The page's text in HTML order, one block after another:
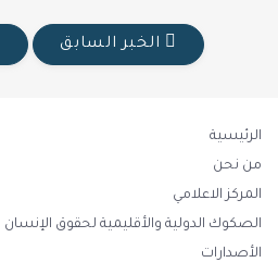
الرئيسية
من نحن
المركز الاعلامي
الصكوك الدولية والأقليمية لحقوق الإنسان
الأصدارات